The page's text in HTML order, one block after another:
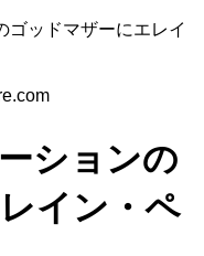
ゴッドマザーにエレイ
ションの
イン・ペ